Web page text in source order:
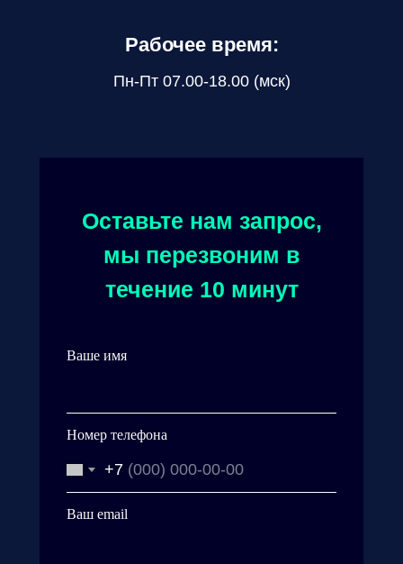
Оставьте нам запрос,
мы перезвоним в
течение 10 минут
Ваше имя
Номер телефона
+7
Ваш email
Пн-Пт 07.00-18.00 (мск)
Рабочее время: